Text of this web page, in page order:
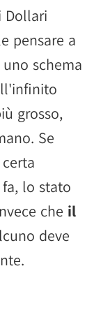
Dollari
pensare a
schema
grosso,
Se
lo stato
che il
deve